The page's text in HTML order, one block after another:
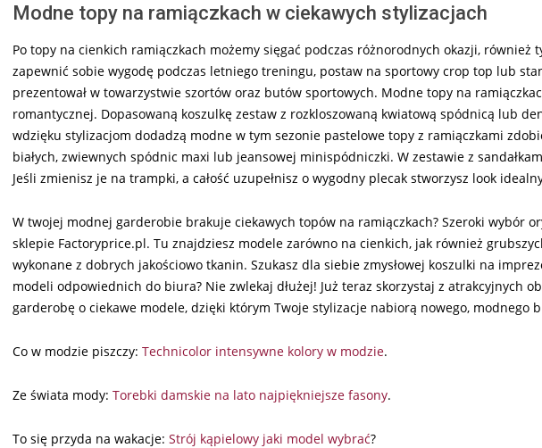
Modne topy na ramiączkach w ciekawych stylizacjach
Po topy na cienkich ramiączkach możemy sięgać podczas różnorodnych okazji, również
zapewnić sobie wygodę podczas letniego treningu, postaw na sportowy crop top lub
prezentował w towarzystwie szortów oraz butów sportowych. Modne topy na
romantycznej. Dopasowaną koszulkę zestaw z rozkloszowaną kwiatową spódnicą lub
wdzięku stylizacjom dodadzą modne w tym sezonie pastelowe topy z ramiączkami
białych, zwiewnych spódnic maxi lub jeansowej minispódniczki. W zestawie z
Jeśli zmienisz je na trampki, a całość uzupełnisz o wygodny plecak stworzysz look
W twojej modnej garderobie brakuje ciekawych topów na ramiączkach? Szeroki wybór
sklepie Factoryprice.pl. Tu znajdziesz modele zarówno na cienkich, jak również
wykonane z dobrych jakościowo tkanin. Szukasz dla siebie zmysłowej koszulki na
modeli odpowiednich do biura? Nie zwlekaj dłużej! Już teraz skorzystaj z atrakcyjnych
garderobę o ciekawe modele, dzięki którym Twoje stylizacje nabiorą nowego, modnego
Co w modzie piszczy: Technicolor intensywne kolory w modzie.
Ze świata mody: Torebki damskie na lato najpiękniejsze fasony.
To się przyda na wakacje: Strój kąpielowy jaki model wybrać?